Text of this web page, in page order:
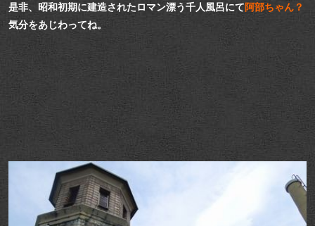
是非、昭和初期に建造されたロマン漂う千人風呂にて阿部ちゃん？
気分をあじわってね。